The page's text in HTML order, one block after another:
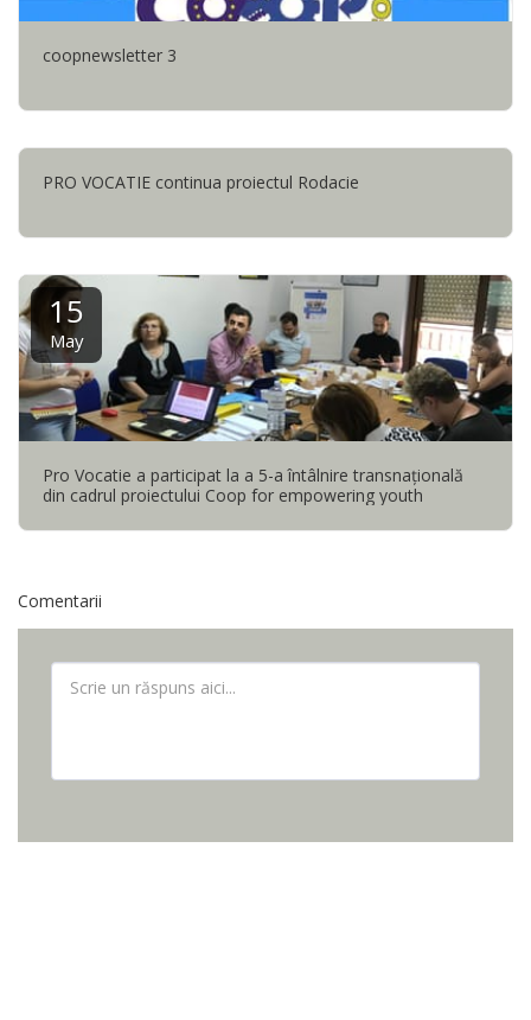
coopnewsletter 3
PRO VOCATIE continua proiectul Rodacie
15
May
Pro Vocatie a participat la a 5-a întâlnire transnaţională
din cadrul proiectului Coop for empowering youth
Comentarii